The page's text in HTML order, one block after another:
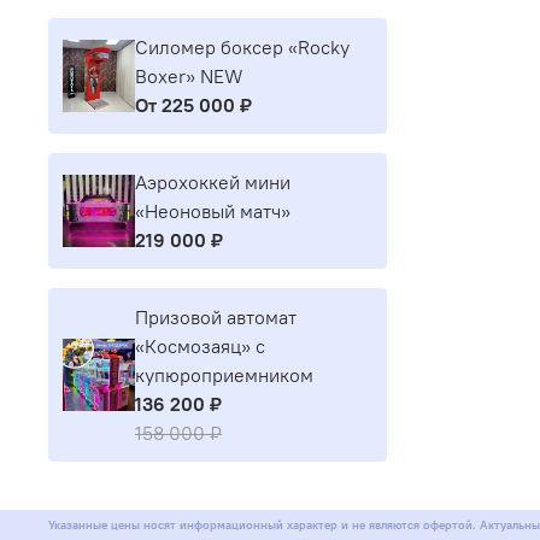
Силомер боксер «Rocky
Boxer» NEW
От 225 000 ₽
Аэрохоккей мини
«Неоновый матч»
219 000 ₽
Призовой автомат
«Космозаяц» с
купюроприемником
136 200 ₽
158 000 ₽
Указанные цены носят информационный характер и не являются офертой.